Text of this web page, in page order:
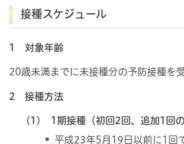
接種スケジュール
1 対象年齢
20歳未満までに未接種分の予防接種を
2 接種方法
(1) 1期接種（初回2回、追加1回
平成23年5月19日以前に1回